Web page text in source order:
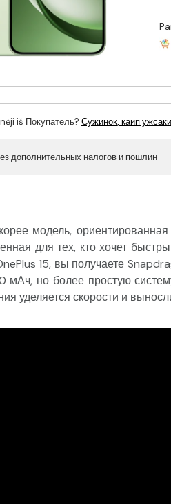
iš Покупатель? Сужинок, каип
дополнительных налогов и пошлин
модель,
для тех, кто хочет
15, вы получаете
мАч, но более простую
уделяется скорости и